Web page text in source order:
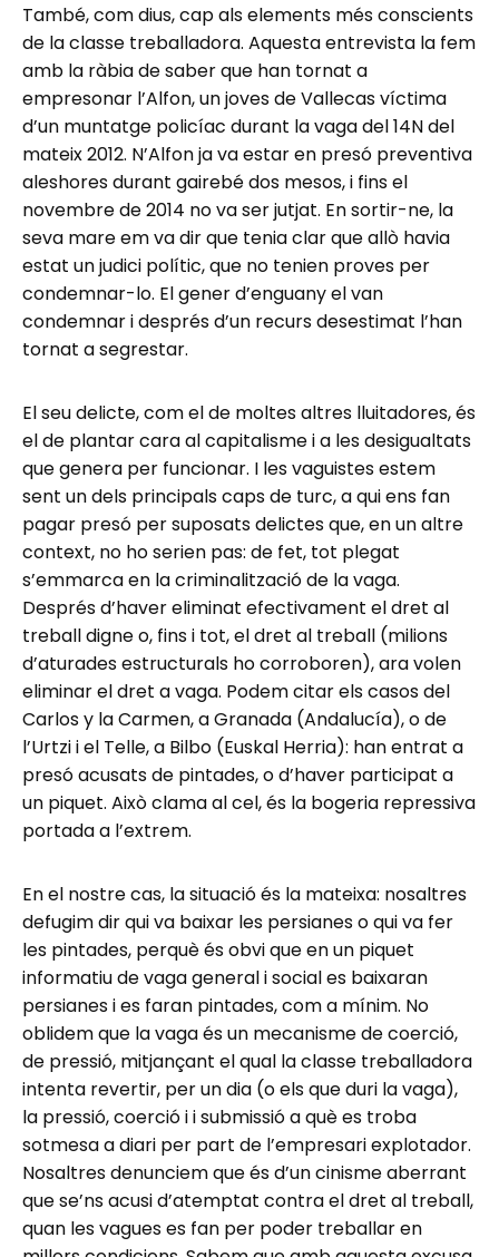
També, com dius, cap als elements més conscients
de la classe treballadora. Aquesta entrevista la fem
amb la ràbia de saber que han tornat a
empresonar l’Alfon, un joves de Vallecas víctima
d’un muntatge policíac durant la vaga del 14N del
mateix 2012. N’Alfon ja va estar en presó preventiva
aleshores durant gairebé dos mesos, i fins el
novembre de 2014 no va ser jutjat. En sortir-ne, la
seva mare em va dir que tenia clar que allò havia
estat un judici polític, que no tenien proves per
condemnar-lo. El gener d’enguany el van
condemnar i després d’un recurs desestimat l’han
tornat a segrestar.
El seu delicte, com el de moltes altres lluitadores, és
el de plantar cara al capitalisme i a les desigualtats
que genera per funcionar. I les vaguistes estem
sent un dels principals caps de turc, a qui ens fan
pagar presó per suposats delictes que, en un altre
context, no ho serien pas: de fet, tot plegat
s’emmarca en la criminalització de la vaga.
Després d’haver eliminat efectivament el dret al
treball digne o, fins i tot, el dret al treball (milions
d’aturades estructurals ho corroboren), ara volen
eliminar el dret a vaga. Podem citar els casos del
Carlos y la Carmen, a Granada (Andalucía), o de
l’Urtzi i el Telle, a Bilbo (Euskal Herria): han entrat a
presó acusats de pintades, o d’haver participat a
un piquet. Això clama al cel, és la bogeria repressiva
portada a l’extrem.
En el nostre cas, la situació és la mateixa: nosaltres
defugim dir qui va baixar les persianes o qui va fer
les pintades, perquè és obvi que en un piquet
informatiu de vaga general i social es baixaran
persianes i es faran pintades, com a mínim. No
oblidem que la vaga és un mecanisme de coerció,
de pressió, mitjançant el qual la classe treballadora
intenta revertir, per un dia (o els que duri la vaga),
la pressió, coerció i i submissió a què es troba
sotmesa a diari per part de l’empresari explotador.
Nosaltres denunciem que és d’un cinisme aberrant
que se’ns acusi d’atemptat contra el dret al treball,
quan les vagues es fan per poder treballar en